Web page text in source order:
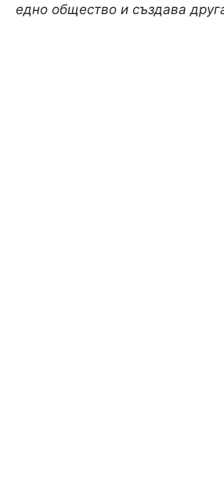
едно общество и създава